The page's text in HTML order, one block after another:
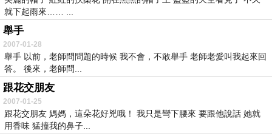
就下起雨來…… ...
舉手
2007-01-28
舉手 以前，老師問問題的時候 我不會，不敢舉手 老師老愛叫我起來回
答。 後來，老師問...
跟花交朋友
2007-01-25
跟花交朋友 媽媽，這朵花好兇哦！ 我只是彎下腰來 要跟他說話 她就
用香味 猛撞我的鼻子...